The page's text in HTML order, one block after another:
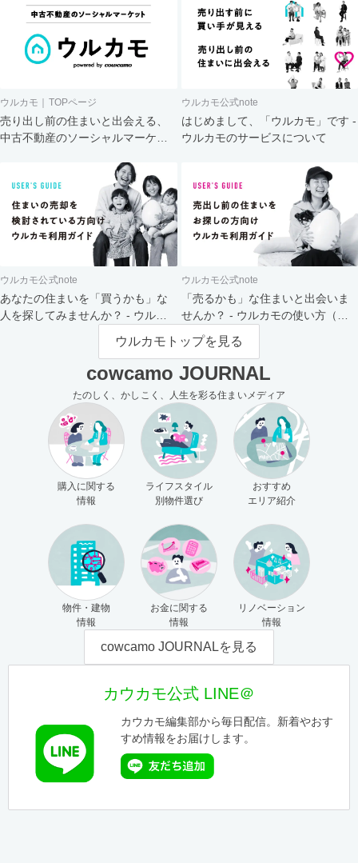
ウルカモ｜TOPページ
売り出し前の住まいと出会える、
中古不動産のソーシャルマーケッ
ウルカモ公式note
はじめまして、「ウルカモ」です -
ウルカモのサービスについて
ウルカモ公式note
あなたの住まいを「買うかも」な
人を探してみませんか？ - ウルカ
ウルカモ公式note
「売るかも」な住まいと出会いま
せんか？ - ウルカモの使い方（買
主さま向け）
ウルカモトップを見る
cowcamo JOURNAL
たのしく、かしこく、人生を彩る住まいメディア
購入に関する
情報
ライフスタイル
別物件選び
おすすめ
エリア紹介
物件・建物
情報
お金に関する
情報
リノベーション
情報
cowcamo JOURNALを見る
カウカモ公式 LINE＠
カウカモ編集部から毎日配信。新着やおす
すめ情報をお届けします。